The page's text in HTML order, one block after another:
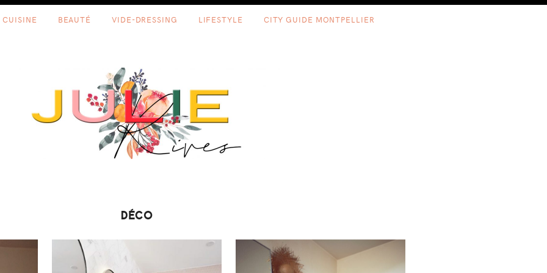
CUISINE BEAUTÉ VIDE-DRESSING LIFESTYLE CITY GUIDE MONTPELLIER
DÉCO